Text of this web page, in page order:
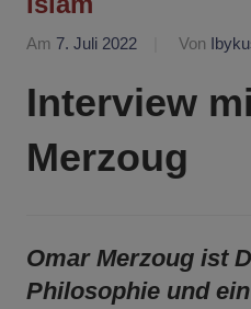
Am 7. Juli 2022 Von
Interview
Merzoug
Omar Merzoug ist
Philosophie und